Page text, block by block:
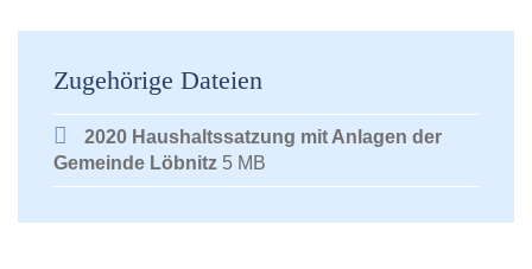
Zugehörige Dateien
2020 Haushaltssatzung mit Anlagen der
Gemeinde Löbnitz 5 MB